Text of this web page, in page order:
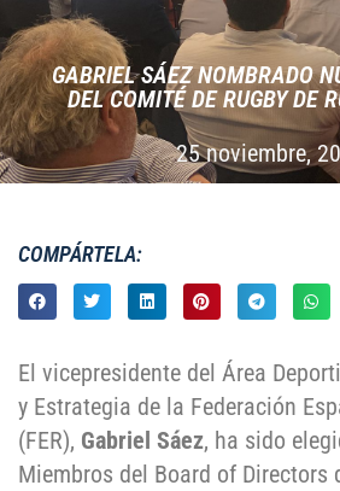
GABRIEL SÁEZ NOMBRADO
DEL COMITÉ DE RUGBY DE
25 noviembre,
COMPÁRTELA:
El vicepresidente del Área
y Estrategia de la Federación
(FER), Gabriel Sáez, ha sido
Miembros del Board of Directors